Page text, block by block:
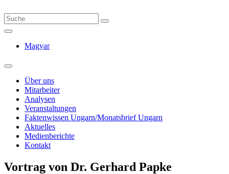
Magyar
Über uns
Mitarbeiter
Analysen
Veranstaltungen
Faktenwissen Ungarn/Monatsbrief Ungarn
Aktuelles
Medienberichte
Kontakt
Vortrag von Dr. Gerhard Papke